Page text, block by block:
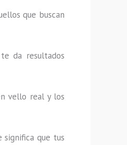
que buscan
da resultados
vello real y los
significa que tus